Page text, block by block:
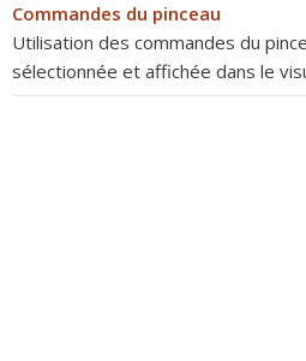
Commandes du pinceau
Utilisation des commandes du
sélectionnée et affichée dans le